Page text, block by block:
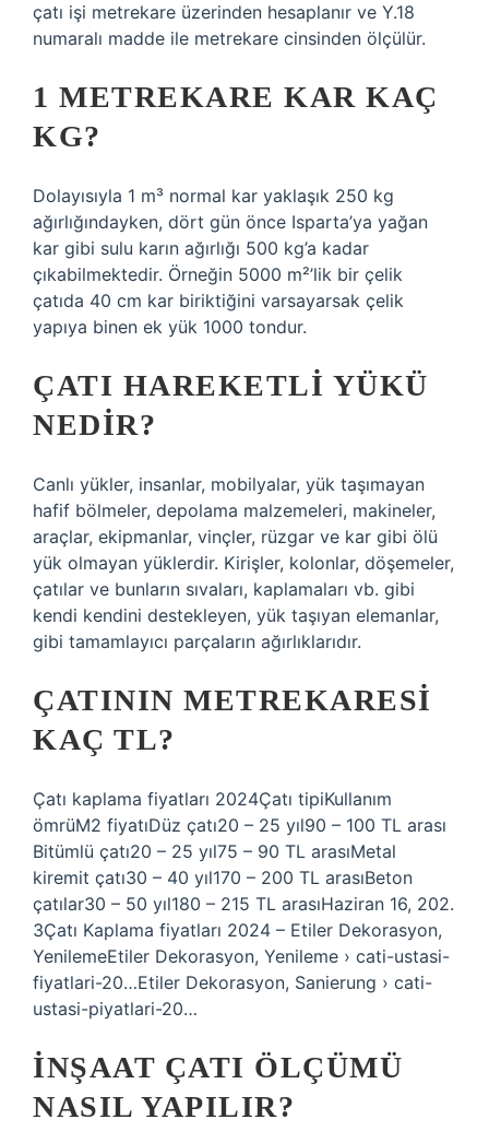
çatı işi metrekare üzerinden hesaplanır ve Y.18
numaralı madde ile metrekare cinsinden ölçülür.
1 METREKARE KAR KAÇ
KG?
Dolayısıyla 1 m³ normal kar yaklaşık 250 kg
ağırlığındayken, dört gün önce Isparta’ya yağan
kar gibi sulu karın ağırlığı 500 kg’a kadar
çıkabilmektedir. Örneğin 5000 m²’lik bir çelik
çatıda 40 cm kar biriktiğini varsayarsak çelik
yapıya binen ek yük 1000 tondur.
ÇATI HAREKETLI YÜKÜ
NEDIR?
Canlı yükler, insanlar, mobilyalar, yük taşımayan
hafif bölmeler, depolama malzemeleri, makineler,
araçlar, ekipmanlar, vinçler, rüzgar ve kar gibi ölü
yük olmayan yüklerdir. Kirişler, kolonlar, döşemeler,
çatılar ve bunların sıvaları, kaplamaları vb. gibi
kendi kendini destekleyen, yük taşıyan elemanlar,
gibi tamamlayıcı parçaların ağırlıklarıdır.
ÇATININ METREKARESI
KAÇ TL?
Çatı kaplama fiyatları 2024Çatı tipiKullanım
ömrüM2 fiyatıDüz çatı20 – 25 yıl90 – 100 TL arası
Bitümlü çatı20 – 25 yıl75 – 90 TL arasıMetal
kiremit çatı30 – 40 yıl170 – 200 TL arasıBeton
çatılar30 – 50 yıl180 – 215 TL arasıHaziran 16, 202.
3Çatı Kaplama fiyatları 2024 – Etiler Dekorasyon,
YenilemeEtiler Dekorasyon, Yenileme › cati-ustasi-
fiyatlari-20…Etiler Dekorasyon, Sanierung › cati-
ustasi-piyatlari-20…
İNŞAAT ÇATI ÖLÇÜMÜ
NASIL YAPILIR?